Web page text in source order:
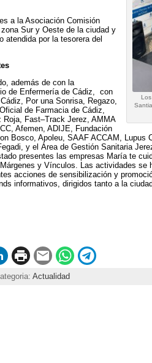
a la Asociación Comisión
Sur y Oeste de la ciudad y
atendida por la tesorera del
además de con la
de Enfermería de Cádiz, con
Por una Sonrisa, Regazo,
de Farmacia de Cádiz,
Roja, Fast–Track Jerez, AMMA
Afemen, ADIJE, Fundación
Bosco, Apoleu, SAAF ACCAM, Lupus
y el Área de Gestión Sanitaria
presentes las empresas María te
y Vínculos. Las actividades se
acciones de sensibilización y
informativos, dirigidos tanto a la
Actualidad